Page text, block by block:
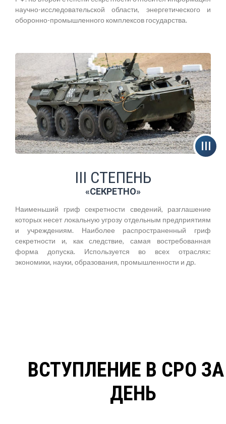
научно-исследовательской области, энергетического и
оборонно-промышленного комплексов государства.
III СТЕПЕНЬ
«СЕКРЕТНО»
Наименьший гриф секретности сведений, разглашение
которых несет локальную угрозу отдельным предприятиям
и учреждениям. Наиболее распространенный гриф
секретности и, как следствие, самая востребованная
форма допуска. Используется во всех отраслях:
экономики, науки, образования, промышленности и др.
ВСТУПЛЕНИЕ В СРО
ДЕНЬ